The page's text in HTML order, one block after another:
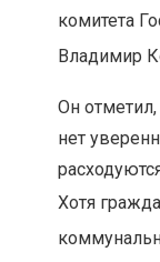
комитета
Владимир
Он отметил,
нет
Хотя